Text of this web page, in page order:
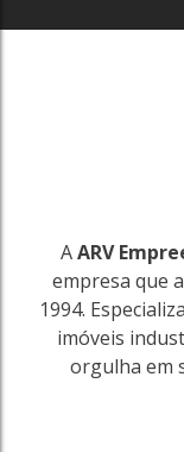
AARV
empresa que
1994.
imóveis
orgulha em